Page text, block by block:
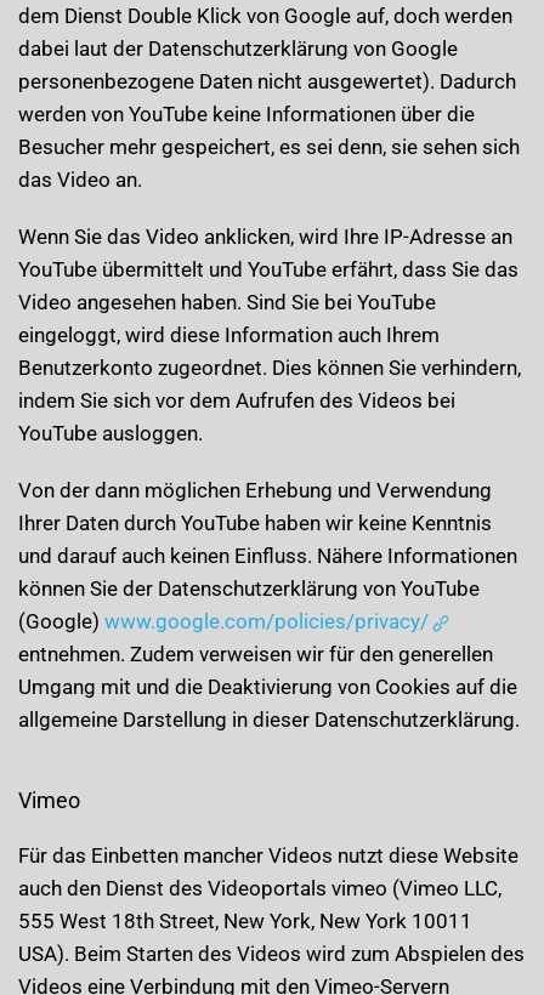
dem Dienst Double Klick von Google auf, doch werden
dabei laut der Datenschutzerklärung von Google
personenbezogene Daten nicht ausgewertet). Dadurch
werden von YouTube keine Informationen über die
Besucher mehr gespeichert, es sei denn, sie sehen sich
das Video an.
Wenn Sie das Video anklicken, wird Ihre IP-Adresse an
YouTube übermittelt und YouTube erfährt, dass Sie das
Video angesehen haben. Sind Sie bei YouTube
eingeloggt, wird diese Information auch Ihrem
Benutzerkonto zugeordnet. Dies können Sie verhindern,
indem Sie sich vor dem Aufrufen des Videos bei
YouTube ausloggen.
Von der dann möglichen Erhebung und Verwendung
Ihrer Daten durch YouTube haben wir keine Kenntnis
und darauf auch keinen Einfluss. Nähere Informationen
können Sie der Datenschutzerklärung von YouTube
(Google) www.google.com/policies/privacy/
entnehmen. Zudem verweisen wir für den generellen
Umgang mit und die Deaktivierung von Cookies auf die
allgemeine Darstellung in dieser Datenschutzerklärung.
Vimeo
Für das Einbetten mancher Videos nutzt diese Website
auch den Dienst des Videoportals vimeo (Vimeo LLC,
555 West 18th Street, New York, New York 10011
USA). Beim Starten des Videos wird zum Abspielen des
Videos eine Verbindung mit den Vimeo-Servern